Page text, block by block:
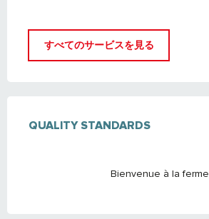
すべてのサービスを見る
QUALITY STANDARDS
QUALITY STANDARDS
Bienvenue à la ferme